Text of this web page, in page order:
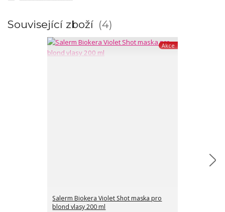
Související zboží 4
Akce
Salerm Biokera Violet Shot maska pro
blond vlasy 200 ml